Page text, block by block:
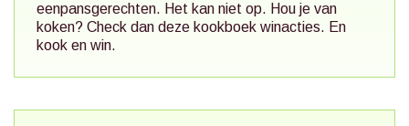
eenpansgerechten. Het kan niet op. Hou je van
koken? Check dan deze kookboek winacties. En
kook en win.